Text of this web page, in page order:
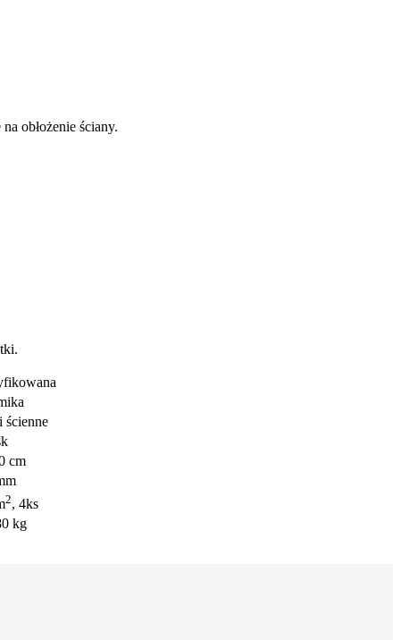
obłożenie ściany.
ścienne
cm
2, 4ks
kg